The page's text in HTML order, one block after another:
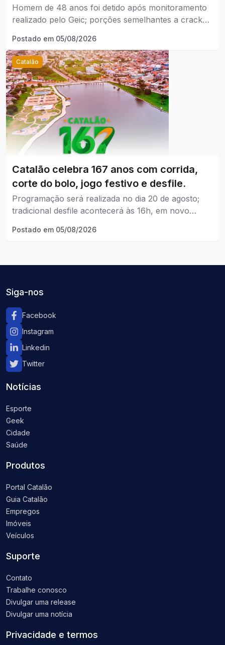
Lucas, em Catalão.
Homem de 48 anos foi detido após monitoramento
realizado pelo Geic; porções semelhantes a crack
Postado em 05/08/2026
Catalão
Catalão celebra 167 anos com corrida,
corte do bolo, jogo festivo e desfile.
Programação será realizada no dia 20 de agosto;
tradicional desfile acontecerá às 16h, em novo
Postado em 05/08/2026
Siga-nos
Facebook
Instagram
Linkedin
Twitter
Notícias
Esporte
Geek
Cidade
Saúde
Produtos
Portal Catalão
Guia Catalão
Empregos
Imóveis
Veículos
Suporte
Contato
Trabalhe conosco
Divulgar uma release
Divulgar uma notícia
Privacidade e termos